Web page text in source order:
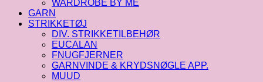
WARDROBE BY ME
GARN
STRIKKETØJ
DIV. STRIKKETILBEHØR
EUCALAN
FNUGFJERNER
GARNVINDE & KRYDSNØGLE APP.
MUUD